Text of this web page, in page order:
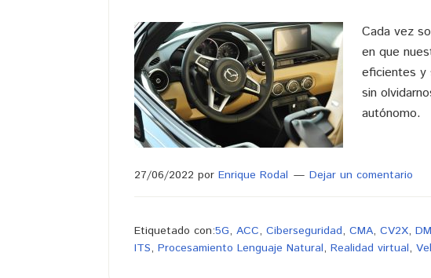
Cada vez
en que
eficientes y
sin
autónomo.
27/06/2022 por Enrique Rodal Dejar un comentario
Etiquetado con:5G, ACC, Ciberseguridad, CMA, CV2X,
ITS, Procesamiento Lenguaje Natural, Realidad virtual,